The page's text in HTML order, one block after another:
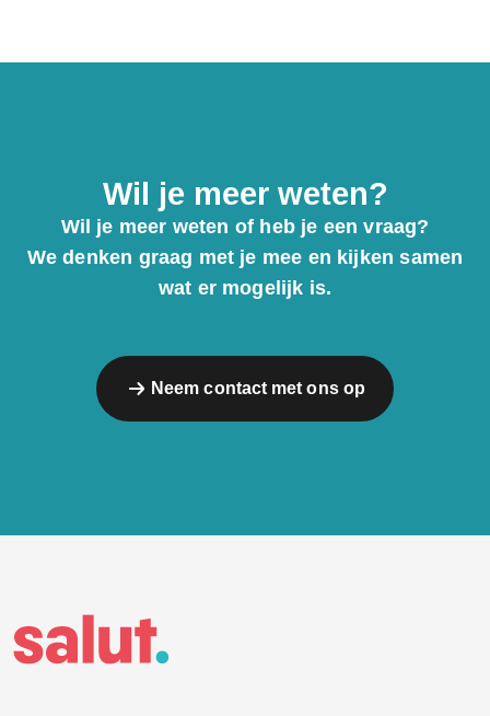
Wil je meer weten?
Wil je meer weten of heb je een vraag?
We denken graag met je mee en kijken samen
wat er mogelijk is.
Neem contact met ons op